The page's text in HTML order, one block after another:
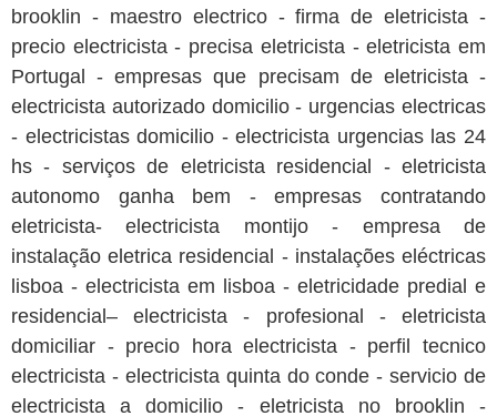
brooklin - maestro electrico - firma de eletricista -
precio electricista - precisa eletricista - eletricista em
Portugal - empresas que precisam de eletricista -
electricista autorizado domicilio - urgencias electricas
- electricistas domicilio - electricista urgencias las 24
hs - serviços de eletricista residencial - eletricista
autonomo ganha bem - empresas contratando
eletricista- electricista montijo - empresa de
instalação eletrica residencial - instalações eléctricas
lisboa - electricista em lisboa - eletricidade predial e
residencial– electricista - profesional - eletricista
domiciliar - precio hora electricista - perfil tecnico
electricista - electricista quinta do conde - servicio de
electricista a domicilio - eletricista no brooklin -